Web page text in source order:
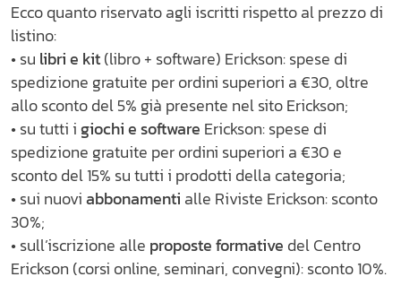
Ecco quanto riservato agli iscritti rispetto al prezzo di
listino:
• su libri e kit(libro + software) Erickson: spese di
spedizione gratuite per ordini superiori a €30, oltre
allo sconto del 5% già presente nel sito Erickson;
• su tutti igiochi e software Erickson: spese di
spedizione gratuite per ordini superiori a €30 e
sconto del 15% su tutti i prodotti della categoria;
• sui nuoviabbonamenti alle Riviste Erickson: sconto
30%;
• sull’iscrizione alle proposte formative del Centro
Erickson (corsi online, seminari, convegni): sconto 10%.